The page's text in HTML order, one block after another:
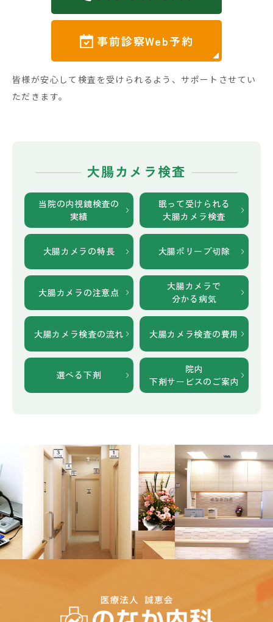
事前診察Web予約
皆様が安心して検査を受けられるよう、サポートさせてい
ただきます。
大腸カメラ検査
当院の内視鏡検査の
実績
眠って受けられる
大腸カメラ検査
大腸カメラの特長 大腸ポリープ切除
大腸カメラの注意点
大腸カメラで
分かる病気
大腸カメラ検査の流れ 大腸カメラ検査の費用
選べる下剤
院内
下剤サービスのご案内
Previous